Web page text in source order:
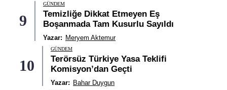
9
GÜNDEM
Temizliğe Dikkat Etmeyen Eş
Boşanmada Tam Kusurlu Sayıldı
Yazar: Meryem Aktemur
10
GÜNDEM
Terörsüz Türkiye Yasa Teklifi
Komisyon’dan Geçti
Yazar: Bahar Duygun